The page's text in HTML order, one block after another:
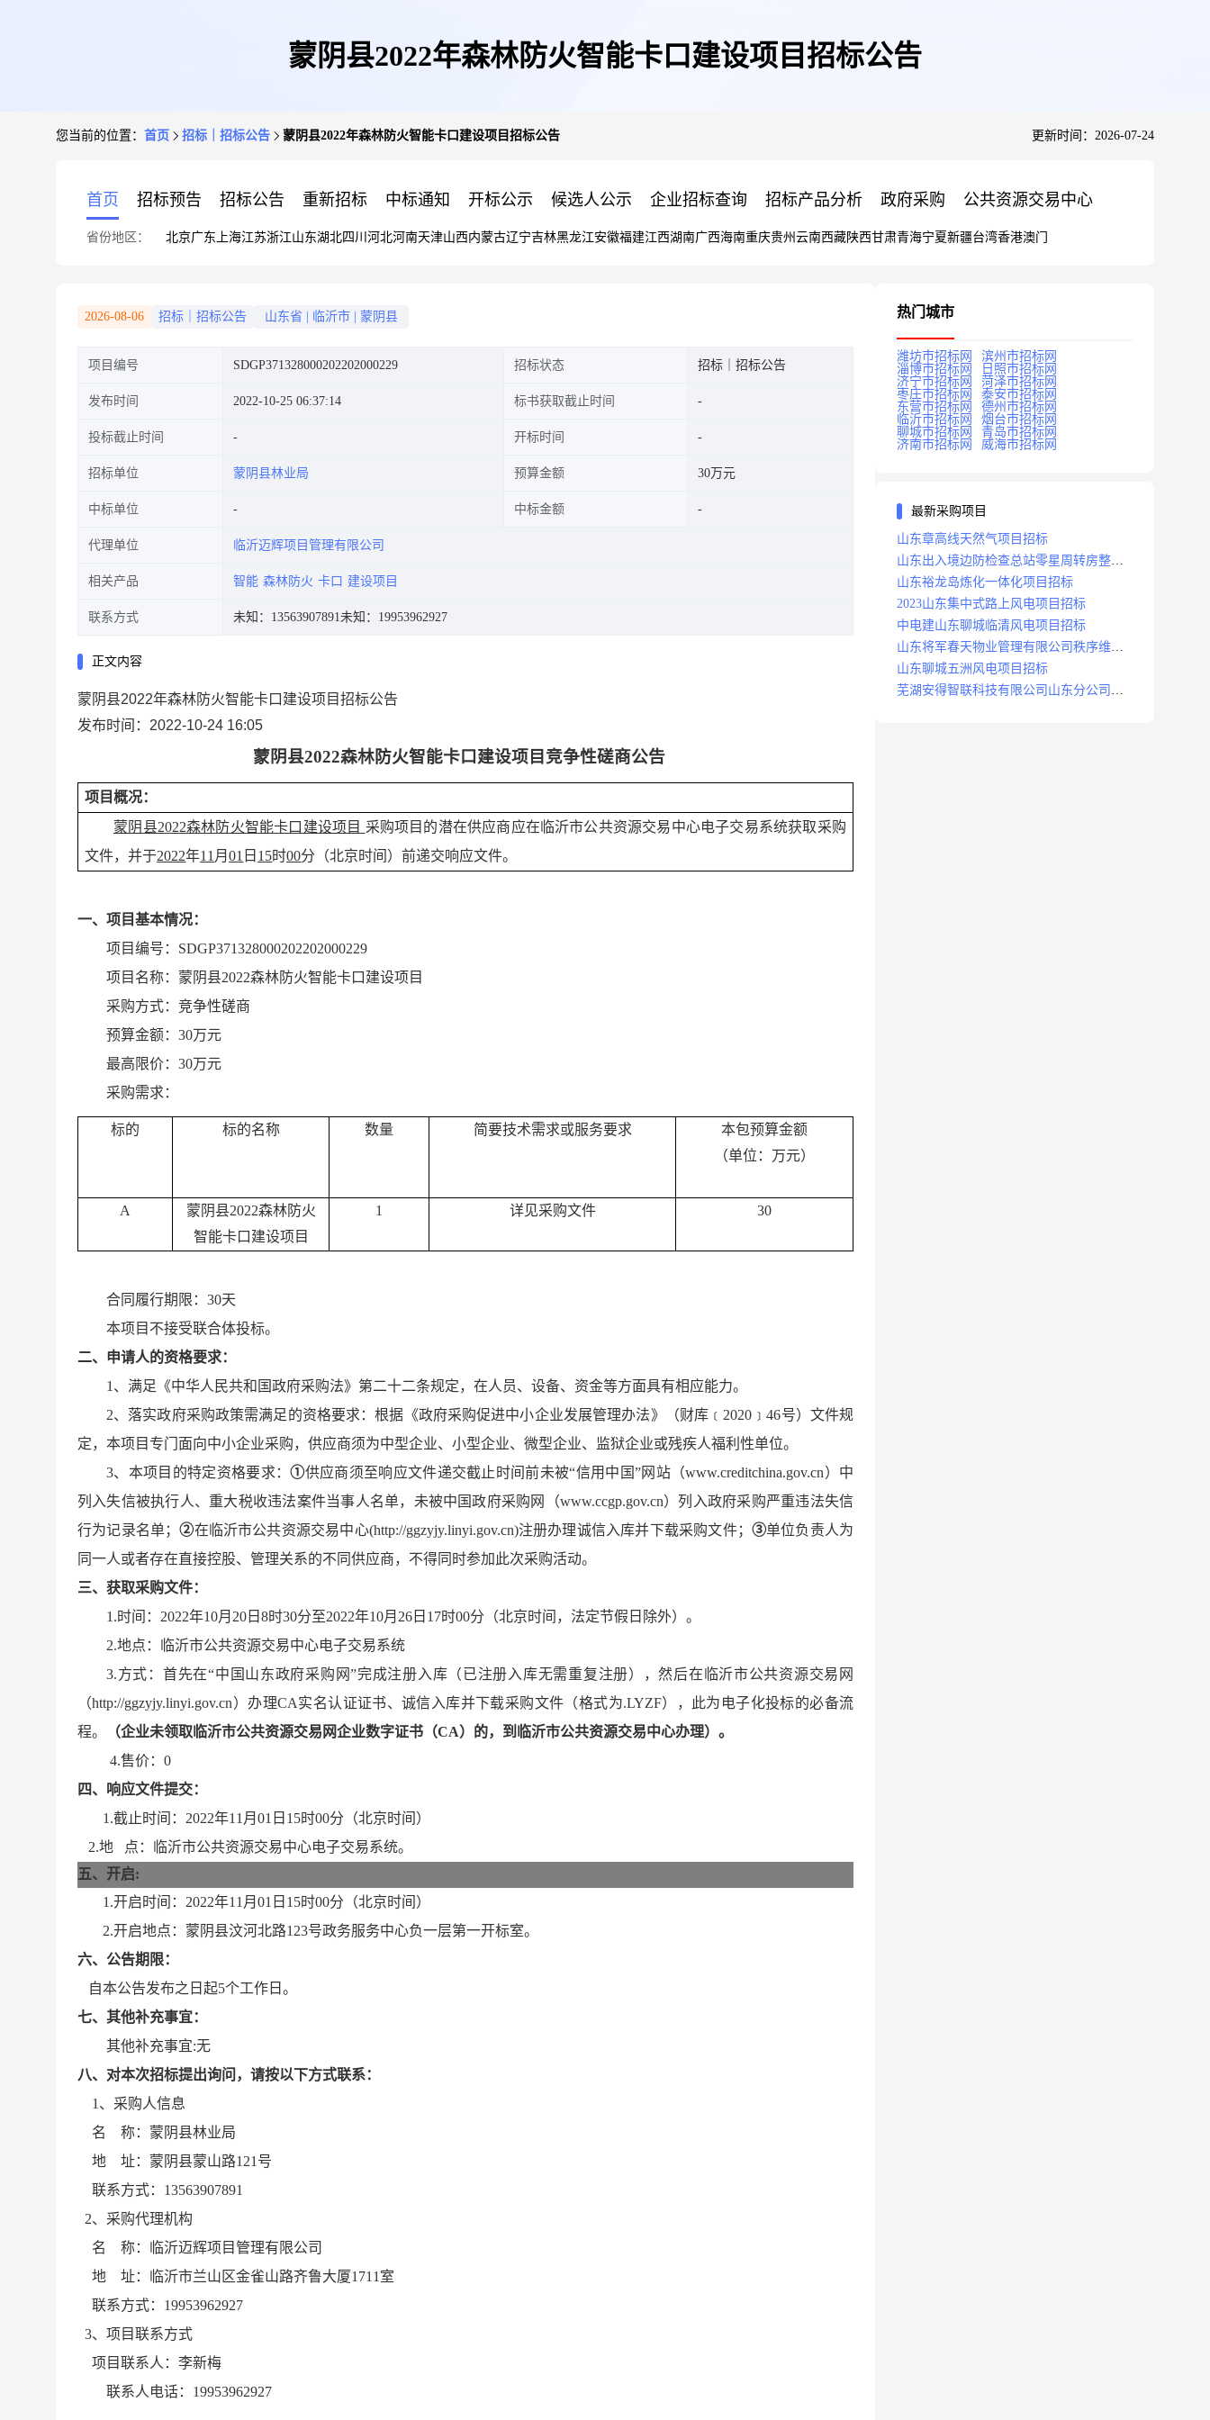
蒙阴县2022年森林防火智能卡口建设项目招标公告
您当前的位置： 首页 招标｜招标公告 蒙阴县2022年森林防火智能卡口建设项目招标公告 更新时间：2026-07-24
首页 招标预告 招标公告 重新招标 中标通知 开标公示 候选人公示 企业招标查询 招标产品分析 政府采购 公共资源交易中心
省份地区： 北京广东 上海江苏浙江山东湖北四川 河北河南天津山西内蒙古辽宁吉林黑龙江安徽福建江西湖南广西海南重庆贵州 云南西藏陕西甘肃青海宁夏新疆台湾香港澳门
2026-08-06 招标｜招标公告 山东省 临沂市 蒙阴县
项目编号 SDGP371328000202202000229 招标状态 招标｜招标公告
发布时间 2022-10-25 06:37:14 标书获取截止时间
投标截止时间 开标时间
招标单位 蒙阴县林业局 预算金额 30万元
中标单位 中标金额
代理单位 临沂迈辉项目管理有限公司
相关产品 智能 森林防火 卡口 建设项目
联系方式 未知：13563907891未知：19953962927
正文内容
蒙阴县2022年森林防火智能卡口建设项目招标公告
发布时间：2022-10-24 16:05
蒙阴县2022森林防火智能卡口建设项目 竞争性磋商公告
项目概况：
蒙阴县2022森林防火智能卡口建设项目 采购项目 的潜在供应商应在临沂市公共资源交易中心电子交易系统获取采购
文件，并于2022年11 月01 日 15时00分 （北京时间 ）前递交响应文件。
一、 项目基本情况：
项目编号： SDGP371328000202202000229
项目名称： 蒙阴县2022森林防火智能卡口建设项目
采购方式：竞争性磋商
预算金额： 30万元
最高限价： 30万元
采购需求 ：
标的 标的名称 数量 简要技术需求或服务要求
本包预算金额
（单位：万元）
A 蒙阴县2022森林防火
智能卡口建设项目
1 详见采购文件 30
合同履行期限： 30天
本项目不接受联合体投标。
二、 申请人的资格要求：
1、满足《中华人民共和国政府采购法》第二十二条规定，在人员、设备、资金等方面具有相应能力。
2、落实政府采购政策需满足的资格要求：根据《政府采购促进中小企业发展管理办法》（财库﹝2020﹞46号）文件规
定， 本项目专门面向中小企业采购，供应商须为中型企业、小型企业、微型企业、监狱企业或残疾人福利性单位。
3、本项目的特定资格要求 ：①供应商须至响应文件递交截止时间前未被“信用中国”网站（www.creditchina.gov.cn）中
列入失信被执行人、重大税收违法案件当事人名单，未被中国政府采购网（www.ccgp.gov.cn）列入政府采购严重违法失信
行为记录名单；②在临沂市公共资源交易中心(http://ggzyjy.linyi.gov.cn)注册办理诚信入库并下载采购文件； ③单位负责人为
同一人或者存在直接控股、管理关系的不同供应商，不得同时参加此次采购活动。
三、 获取采购文件：
1.时间： 2022年10月20日8时30分至2022年10月26日17时00分 （北京时间，法定节假日除外） 。
2.地点：临沂市公共资源交易中心电子交易系统
3.方式： 首先在“中国山东政府采购网”完成注册入库（已注册入库无需重复注册） ，然后在临沂市公共资源交易网
（http://ggzyjy.linyi.gov.cn）办理CA实名认证证书、诚信入库并下载采购文件 （格式为.LYZF），此为电子化投标的必备流
程。
（企业未领取临沂市公共资源交易网企业数字证书（CA）的，到临沂市公共资源交易中心办理）。
4.售价：0
四、
响应文件提交：
1.截止时间： 2022年11月01日15时00分 （北京时间）
2.地
点：临沂市公共资源交易中心电子交易系统。
五、开启:
1.开启时间： 2022年11月01日15时00分 （北京时间）
2.开启地点：蒙阴县汶河北路123号政务服务中心负一层第一开标室。
六、 公告期限：
自本公告发布之日起5个工作日。
七、其他补充事宜：
其他补充事宜:无
八、对本次招标提出询问，请按以下方式联系：
1、采购人信息
名
称：蒙阴县林业局
地
址： 蒙阴县蒙山路121号
联系方式： 13563907891
2、采购代理机构
名
称：临沂迈辉项目管理有限公司
地
址：临沂市兰山区金雀山路齐鲁大厦1711室
联系方式： 19953962927
3、项目联系方式
项目联系人： 李新梅
联系人电话： 19953962927
热门城市
潍坊市招标网
滨州市招标网
淄博市招标网
日照市招标网
济宁市招标网
菏泽市招标网
枣庄市招标网
泰安市招标网
东营市招标网
德州市招标网
临沂市招标网
烟台市招标网
聊城市招标网
青岛市招标网
济南市招标网
威海市招标网
最新采购项目
山东章高线天然气项目招标
山东出入境边防检查总站零星周转房整修
项目招标中标
山东裕龙岛炼化一体化项目招标
2023山东集中式路上风电项目招标
中电建山东聊城临清风电项目招标
山东将军春天物业管理有限公司秩序维护
服务项目招标公告
山东聊城五洲风电项目招标
芜湖安得智联科技有限公司山东分公司济